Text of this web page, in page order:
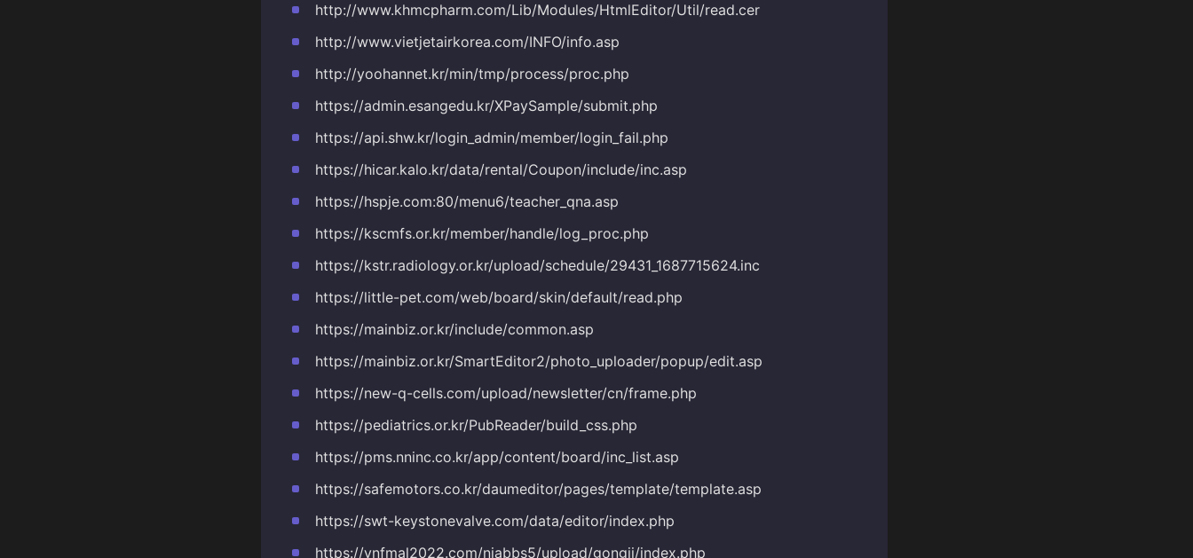
http://www.khmcpharm.com/Lib/Modules/HtmlEditor/Util/read.cer
http://www.vietjetairkorea.com/INFO/info.asp
http://yoohannet.kr/min/tmp/process/proc.php
https://admin.esangedu.kr/XPaySample/submit.php
https://api.shw.kr/login_admin/member/login_fail.php
https://hicar.kalo.kr/data/rental/Coupon/include/inc.asp
https://hspje.com:80/menu6/teacher_qna.asp
https://kscmfs.or.kr/member/handle/log_proc.php
https://kstr.radiology.or.kr/upload/schedule/29431_1687715624.inc
https://little-pet.com/web/board/skin/default/read.php
https://mainbiz.or.kr/include/common.asp
https://mainbiz.or.kr/SmartEditor2/photo_uploader/popup/edit.asp
https://new-q-cells.com/upload/newsletter/cn/frame.php
https://pediatrics.or.kr/PubReader/build_css.php
https://pms.nninc.co.kr/app/content/board/inc_list.asp
https://safemotors.co.kr/daumeditor/pages/template/template.asp
https://swt-keystonevalve.com/data/editor/index.php
https://vnfmal2022.com/niabbs5/upload/gongji/index.php